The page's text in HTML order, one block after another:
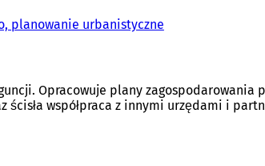
planowanie urbanistyczne
Opracowuje plany
ścisła współpraca z innymi urzędami i